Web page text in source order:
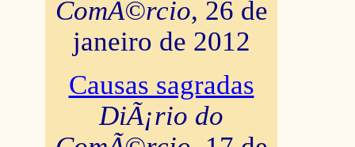
ComÃ©rcio, 26 de
janeiro de 2012
Causas sagradas
DiÃ¡rio do